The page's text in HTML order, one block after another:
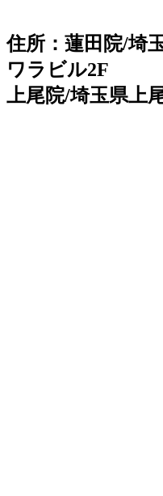
住所：蓮田院/埼
ワラビル2F
上尾院/埼玉県上